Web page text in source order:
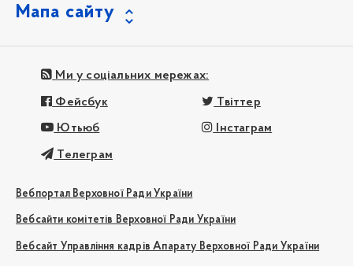
Мапа сайту
Ми у соціальних мережах:
Фейсбук Твіттер
Ютьюб Інстаграм
Телеграм
Вебпортал Верховної Ради України
Вебсайти комітетів Верховної Ради України
Вебсайт Управління кадрів Апарату Верховної Ради України